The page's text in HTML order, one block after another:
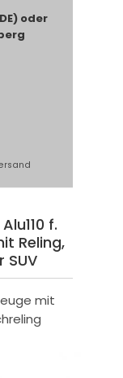
oder
f.
Reling,
SUV
mit